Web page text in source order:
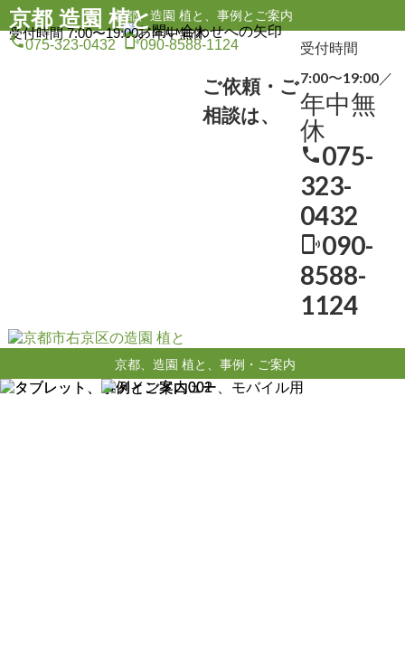
京都、造園 植と、事例とご案内
京都 造園 植と
受付時間 7:00〜19:00／年中無休
local_phone075-323-0432 phonelink_ring090-8588-1124
ご依頼・ご
相談は、
受付時間
7:00〜19:00／
年中無
休
local_phone075-
323-
0432
phonelink_ring090-
8588-
1124
京都、造園 植と、事例・ご案内